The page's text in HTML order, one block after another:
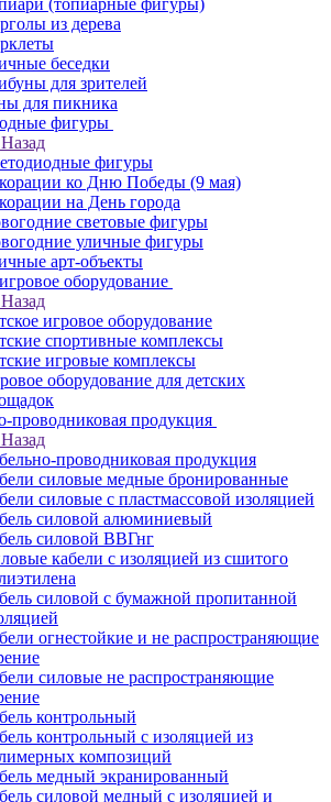
(топиарные фигуры)
из дерева
беседки
для зрителей
для пикника
фигуры
Назад
фигуры
ко Дню Победы (9 мая)
на День города
световые фигуры
уличные фигуры
арт-объекты
оборудование
Назад
игровое оборудование
спортивные комплексы
игровые комплексы
оборудование для детских
проводниковая продукция
Назад
проводниковая продукция
силовые медные бронированные
силовые с пластмассовой изоляцией
силовой алюминиевый
силовой ВВГнг
кабели с изоляцией из сшитого
силовой с бумажной пропитанной
огнестойкие и не распространяющие
силовые не распространяющие
контрольный
контрольный с изоляцией из
композиций
медный экранированный
силовой медный с изоляцией и